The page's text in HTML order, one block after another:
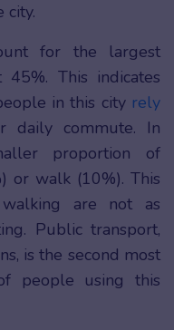
city.
for the largest
This indicates
in this city rely
daily commute. In
proportion of
or walk (10%). This
are not as
Public transport,
is the second most
people using this